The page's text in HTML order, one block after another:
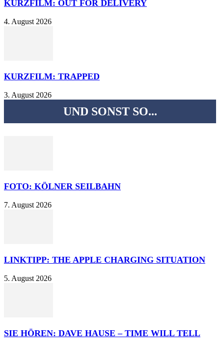
KURZFILM: OUT FOR DELIVERY
4. August 2026
KURZFILM: TRAPPED
3. August 2026
UND SONST SO...
FOTO: KÖLNER SEILBAHN
7. August 2026
LINKTIPP: THE APPLE CHARGING SITUATION
5. August 2026
SIE HÖREN: DAVE HAUSE – TIME WILL TELL